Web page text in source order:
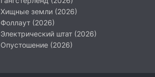
Хищные земли (2026)
Фоллаут (2026)
Электрический штат (2026)
Опустошение (2026)